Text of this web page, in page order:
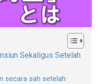
Sekaligus Setelah
secara sah setelah